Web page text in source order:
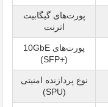
پورت‌های گیگابیت
اترنت
پورت‌های 10GbE
(SFP+)
نوع پردازنده امنیتی
(SPU)